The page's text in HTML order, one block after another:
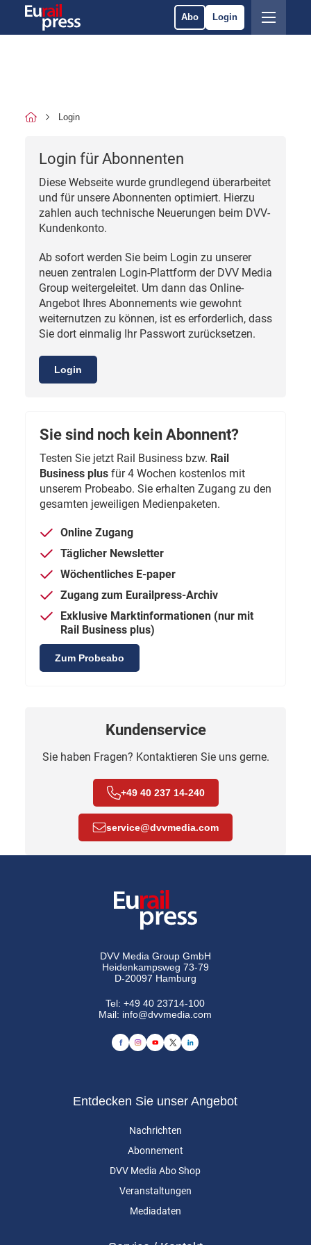
Abo Login
Login
Login für Abonnenten
Diese Webseite wurde grundlegend überarbeitet
und für unsere Abonnenten optimiert. Hierzu
zahlen auch technische Neuerungen beim DVV-
Kundenkonto.
Ab sofort werden Sie beim Login zu unserer
neuen zentralen Login-Plattform der DVV Media
Group weitergeleitet. Um dann das Online-
Angebot Ihres Abonnements wie gewohnt
weiternutzen zu können, ist es erforderlich, dass
Sie dort einmalig Ihr Passwort zurücksetzen.
Login
Sie sind noch kein Abonnent?
Testen Sie jetzt Rail Business bzw. Rail
Business plus für 4 Wochen kostenlos mit
unserem Probeabo. Sie erhalten Zugang zu den
gesamten jeweiligen Medienpaketen.
Online Zugang
Täglicher Newsletter
Wöchentliches E-paper
Zugang zum Eurailpress-Archiv
Exklusive Marktinformationen (nur mit
Rail Business plus)
Zum Probeabo
Kundenservice
Sie haben Fragen? Kontaktieren Sie uns gerne.
+49 40 237 14-240
service@dvvmedia.com
DVV Media Group GmbH
Heidenkampsweg 73-79
D-20097 Hamburg
Tel:+49 40 23714-100
Mail: info@dvvmedia.com
Entdecken Sie unser Angebot
Nachrichten
Abonnement
DVV Media Abo Shop
Veranstaltungen
Mediadaten